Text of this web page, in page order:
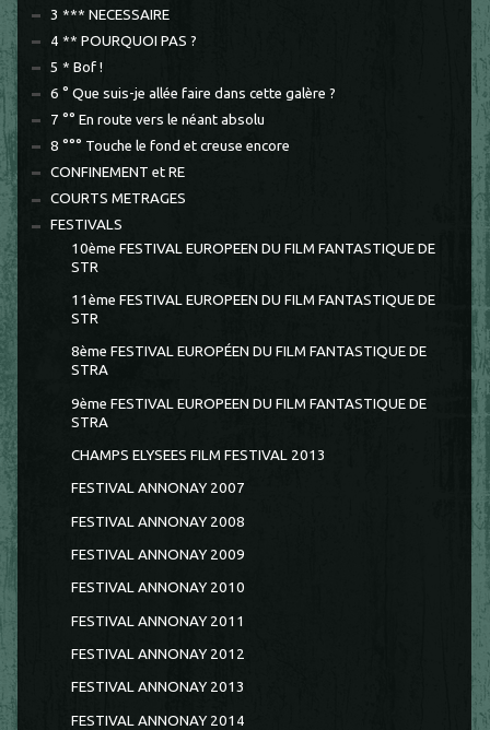
3 *** NECESSAIRE
4 ** POURQUOI PAS ?
5 * Bof !
6 ° Que suis-je allée faire dans cette galère ?
7 °° En route vers le néant absolu
8 °°° Touche le fond et creuse encore
CONFINEMENT et RE
COURTS METRAGES
FESTIVALS
10ème FESTIVAL EUROPEEN DU FILM FANTASTIQUE DE
STR
11ème FESTIVAL EUROPEEN DU FILM FANTASTIQUE DE
STR
8ème FESTIVAL EUROPÉEN DU FILM FANTASTIQUE DE
STRA
9ème FESTIVAL EUROPEEN DU FILM FANTASTIQUE DE
STRA
CHAMPS ELYSEES FILM FESTIVAL 2013
FESTIVAL ANNONAY 2007
FESTIVAL ANNONAY 2008
FESTIVAL ANNONAY 2009
FESTIVAL ANNONAY 2010
FESTIVAL ANNONAY 2011
FESTIVAL ANNONAY 2012
FESTIVAL ANNONAY 2013
FESTIVAL ANNONAY 2014